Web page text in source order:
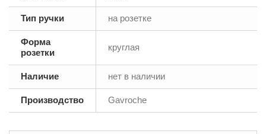
Тип ручки на розетке
Форма
розетки
круглая
Наличие нет в наличии
Производство Gavroche